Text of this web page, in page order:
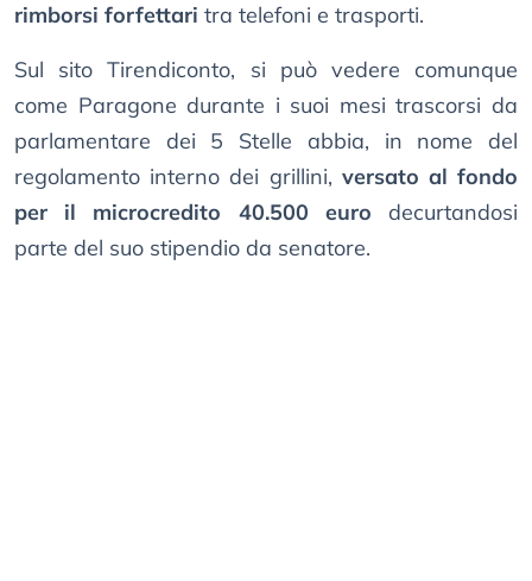
rimborsi forfettari tra telefoni e trasporti.
Sul sito Tirendiconto, si può vedere comunque
come Paragone durante i suoi mesi trascorsi da
parlamentare dei 5 Stelle abbia, in nome del
regolamento interno dei grillini, versato al fondo
per il microcredito 40.500 euro decurtandosi
parte del suo stipendio da senatore.